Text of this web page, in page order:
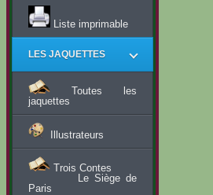
Liste imprimable
LES JAQUETTES
Toutes les
jaquettes
Illustrateurs
Trois Contes
Le Siège de
Paris